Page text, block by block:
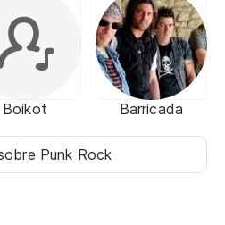
Boikot Barricada
Punk Rock